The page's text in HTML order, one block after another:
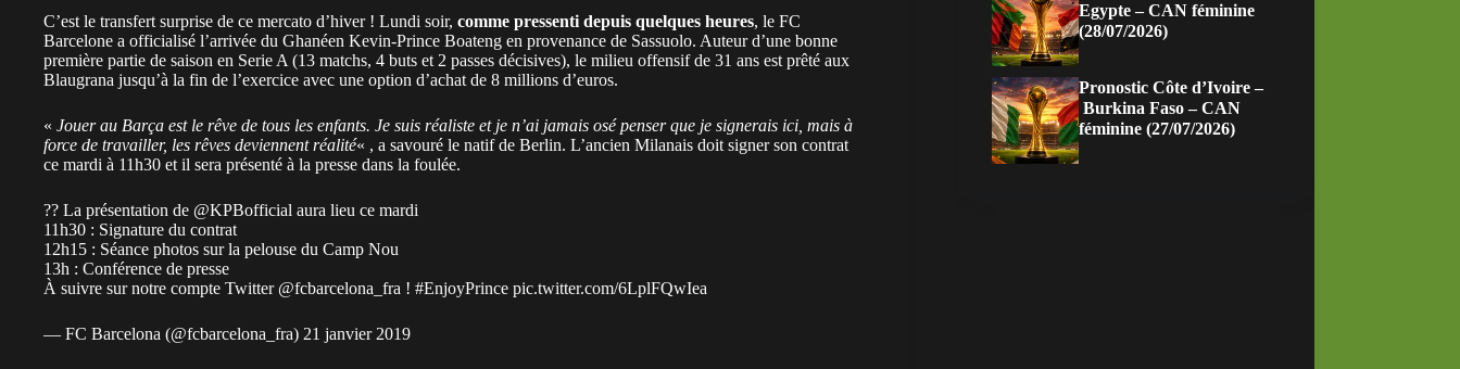
C’est le transfert surprise de ce mercato d’hiver ! Lundi soir, comme pressenti depuis quelques heures, le FC
Barcelone a officialisé l’arrivée du Ghanéen Kevin-Prince Boateng en provenance de Sassuolo. Auteur d’une bonne
première partie de saison en Serie A (13 matchs, 4 buts et 2 passes décisives), le milieu offensif de 31 ans est prêté aux
Blaugrana jusqu’à la fin de l’exercice avec une option d’achat de 8 millions d’euros.
« Jouer au Barça est le rêve de tous les enfants. Je suis réaliste et je n’ai jamais osé penser que je signerais ici, mais à
force de travailler, les rêves deviennent réalité« , a savouré le natif de Berlin. L’ancien Milanais doit signer son contrat
ce mardi à 11h30 et il sera présenté à la presse dans la foulée.
?? La présentation de @KPBofficial aura lieu ce mardi
11h30 : Signature du contrat
12h15 : Séance photos sur la pelouse du Camp Nou
13h : Conférence de presse
À suivre sur notre compte Twitter @fcbarcelona_fra ! #EnjoyPrince pic.twitter.com/6LplFQwIea
— FC Barcelona (@fcbarcelona_fra) 21 janvier 2019
Egypte – CAN féminine
(28/07/2026)
Pronostic Côte d’Ivoire –
Burkina Faso – CAN
féminine (27/07/2026)